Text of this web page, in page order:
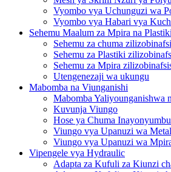
Vyombo vya Uchunguzi wa
Vyombo vya Habari vya
Sehemu Maalum za Mpira na Plastiki
Sehemu za chuma
Sehemu za Plastiki
Sehemu za Mpira
Utengenezaji wa ukungu
Mabomba na Viunganishi
Mabomba Yaliyounganishwa
Kuvunja Viungo
Hose ya Chuma
Viungo vya Upanuzi wa
Viungo vya Upanuzi wa
Vipengele vya Hydraulic
Adapta za Kufuli za Kiunzi